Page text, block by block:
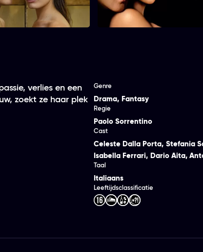
verlies en een
zoekt ze haar plek
Genre
Drama, Fantasy
Regie
Paolo Sorrentino
Cast
Celeste Dalla Porta, Stefania
Isabella Ferrari, Dario Aita,
Taal
Italiaans
Leeftijdsclassificatie